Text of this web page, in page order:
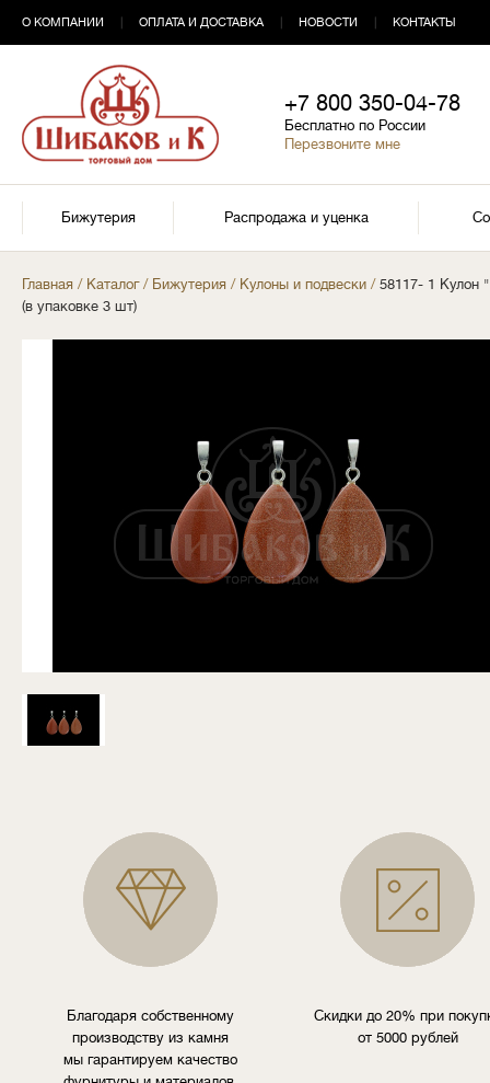
О КОМПАНИИ ОПЛАТА И ДОСТАВКА НОВОСТИ КОНТАКТЫ
+7 800 350-04-78
Бесплатно по России
Перезвоните мне
Бижутерия Распродажа и уценка
Главная / Каталог/ Бижутерия / Кулоны и подвески / 58117- 1 Кулон
(в упаковке 3 шт)
Благодаря собственному
производству из камня
мы гарантируем качество
Скидки до 20% при
от 5000 рублей